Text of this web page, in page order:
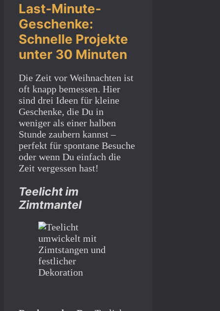
Last-Minute-
Geschenke:
Schnelle Projekte
unter 30 Minuten
Die Zeit vor Weihnachten ist
oft knapp bemessen. Hier
sind drei Ideen für kleine
Geschenke, die Du in
weniger als einer halben
Stunde zaubern kannst –
perfekt für spontane Besuche
oder wenn Du einfach die
Zeit vergessen hast!
Teelicht im
Zimtmantel